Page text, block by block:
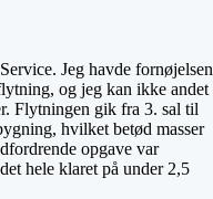
Jeg havde fornøjelsen
og jeg kan ikke andet
Flytningen gik fra 3. sal til
hvilket betød masser
opgave var
hele klaret på under 2,5